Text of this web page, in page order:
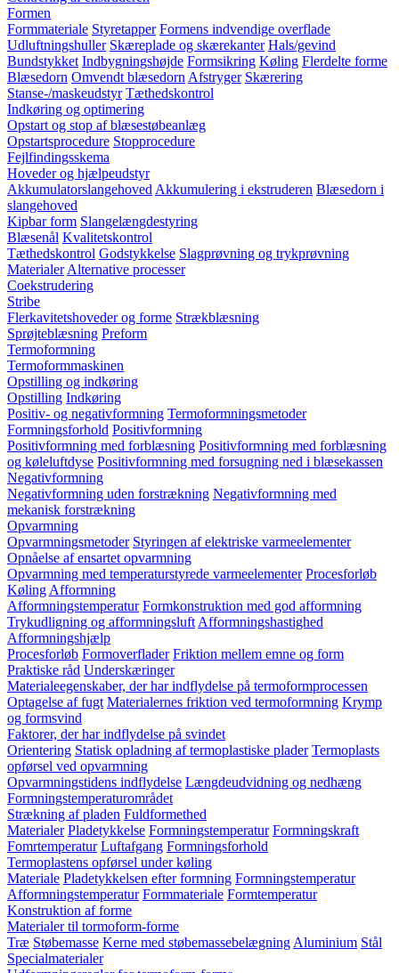
Formen
Formmateriale Styretapper Formens indvendige overflade
Udluftningshuller Skæreplade og skærekanter Hals/gevind
Bundstykket Indbygningshøjde Formsikring Køling Flerdelte forme
Blæsedorn Omvendt blæsedorn Afstryger Skærering
Stanse-/maskeudstyr Tæthedskontrol
Indkøring og optimering
Opstart og stop af blæsestøbeanlæg
Opstartsprocedure Stopprocedure
Fejlfindingsskema
Hoveder og hjælpeudstyr
Akkumulatorslangehoved Akkumulering i ekstruderen Blæsedorn i
slangehoved
Kipbar form Slangelængdestyring
Blæsenål Kvalitetskontrol
Tæthedskontrol Godstykkelse Slagprøvning og trykprøvning
Materialer Alternative processer
Coekstrudering
Stribe
Flerkavitetshoveder og forme Strækblæsning
Sprøjteblæsning Preform
Termoformning
Termoformmaskinen
Opstilling og indkøring
Opstilling Indkøring
Positiv- og negativformning Termoformningsmetoder
Formningsforhold Positivformning
Positivformning med forblæsning Positivformning med forblæsning
og køleluftdyse Positivformning med forsugning ned i blæsekassen
Negativformning
Negativformning uden forstrækning Negativformning med
mekanisk forstrækning
Opvarmning
Opvarmningsmetoder Styringen af elektriske varmeelementer
Opnåelse af ensartet opvarmning
Opvarmning med temperaturstyrede varmeelementer Procesforløb
Køling Afformning
Afformningstemperatur Formkonstruktion med god afformning
Trykudligning og afformningsluft Afformningshastighed
Afformningshjælp
Procesforløb Formoverflader Friktion mellem emne og form
Praktiske råd Underskæringer
Materialeegenskaber, der har indflydelse på termoformprocessen
Optagelse af fugt Materialernes friktion ved termoformning Krymp
og formsvind
Faktorer, der har indflydelse på svindet
Orientering Statisk opladning af termoplastiske plader Termoplasts
opførsel ved opvarmning
Opvarmningstidens indflydelse Længdeudvidning og nedhæng
Formningstemperaturområdet
Strækning af pladen Fuldformethed
Materialer Pladetykkelse Formningstemperatur Formningskraft
Fomrtemperatur Luftafgang Formningsforhold
Termoplastens opførsel under køling
Materiale Pladetykkelsen efter formning Formningstemperatur
Afformningstemperatur Formmateriale Formtemperatur
Konstruktion af forme
Materialer til tormoform-forme
Træ Støbemasse Kerne med støbemassebelægning Aluminium Stål
Specialmaterialer